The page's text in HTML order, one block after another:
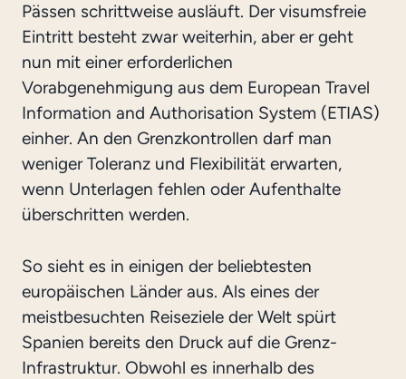
Pässen schrittweise ausläuft. Der visumsfreie
Eintritt besteht zwar weiterhin, aber er geht
nun mit einer erforderlichen
Vorabgenehmigung aus dem European Travel
Information and Authorisation System (ETIAS)
einher. An den Grenzkontrollen darf man
weniger Toleranz und Flexibilität erwarten,
wenn Unterlagen fehlen oder Aufenthalte
überschritten werden.
So sieht es in einigen der beliebtesten
europäischen Länder aus. Als eines der
meistbesuchten Reiseziele der Welt spürt
Spanien bereits den Druck auf die Grenz-
Infrastruktur. Obwohl es innerhalb des